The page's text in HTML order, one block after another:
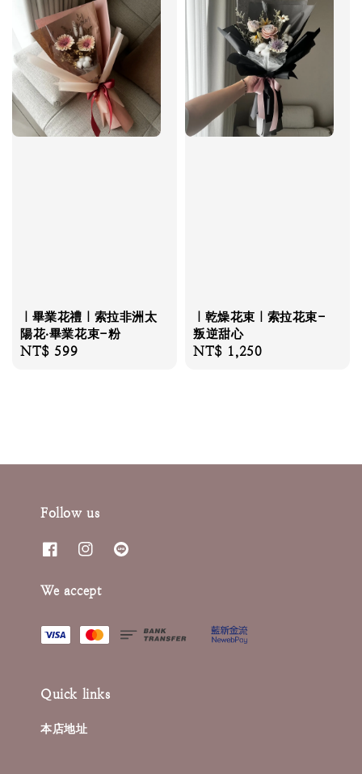
｜畢業花禮｜索拉非洲太
陽花‧畢業花束-粉
Regular
NT$ 599
｜乾燥花束｜索拉花束-
叛逆甜心
Regular
NT$ 1,250
Follow us
We accept
Quick links
本店地址